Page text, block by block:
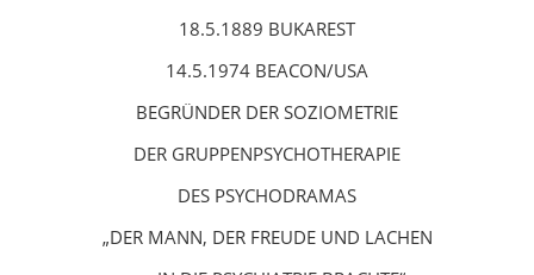
18.5.1889 BUKAREST
14.5.1974 BEACON/USA
BEGRÜNDER DER SOZIOMETRIE
DER GRUPPENPSYCHOTHERAPIE
DES PSYCHODRAMAS
„DER MANN, DER FREUDE UND LACHEN